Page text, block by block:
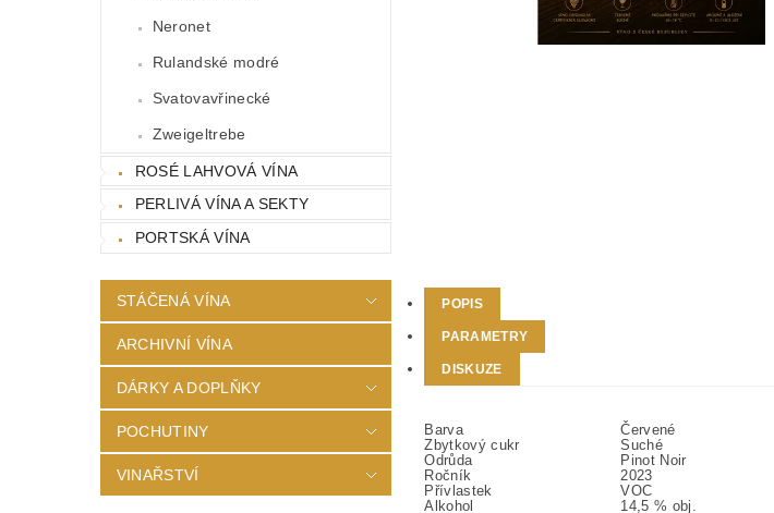
Neronet
Rulandské modré
Svatovavřinecké
Zweigeltrebe
ROSÉ LAHVOVÁ VÍNA
PERLIVÁ VÍNA A SEKTY
PORTSKÁ VÍNA
STÁČENÁ VÍNA
ARCHIVNÍ VÍNA
DÁRKY A DOPLŇKY
POCHUTINY
VINAŘSTVÍ
POPIS
PARAMETRY
DISKUZE
Barva
Červené
Zbytkový cukr
Suché
Odrůda
Pinot Noir
Ročník
2023
Přívlastek
VOC
Alkohol
14,5 % obj.